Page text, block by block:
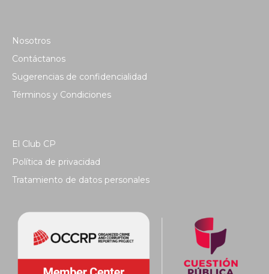
Nosotros
Contáctanos
Sugerencias de confidencialidad
Términos y Condiciones
El Club CP
Política de privacidad
Tratamiento de datos personales